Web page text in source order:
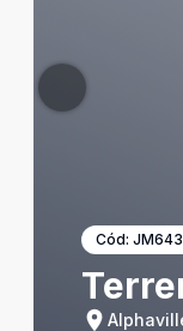
Cód: JM643